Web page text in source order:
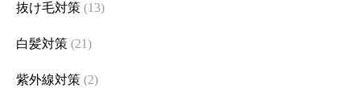
抜け毛対策 (13)
白髪対策 (21)
紫外線対策 (2)